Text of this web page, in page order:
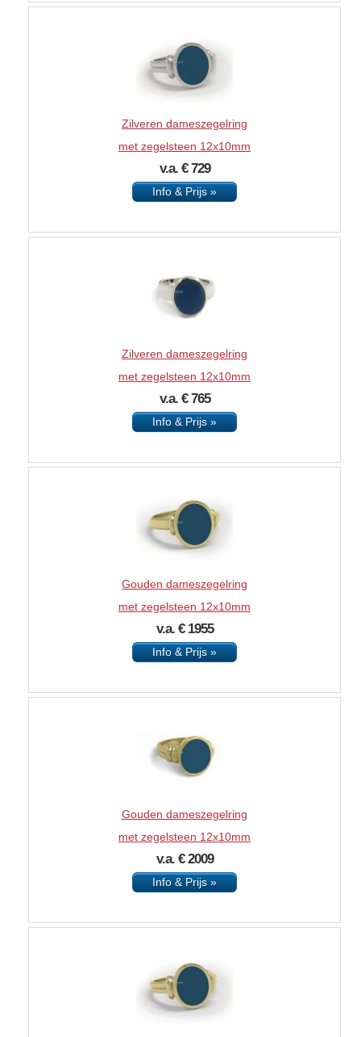
Zilveren dameszegelring
met zegelsteen 12x10mm
v.a. € 729
Info & Prijs »
Zilveren dameszegelring
met zegelsteen 12x10mm
v.a. € 765
Info & Prijs »
Gouden dameszegelring
met zegelsteen 12x10mm
v.a. € 1955
Info & Prijs »
Gouden dameszegelring
met zegelsteen 12x10mm
v.a. € 2009
Info & Prijs »